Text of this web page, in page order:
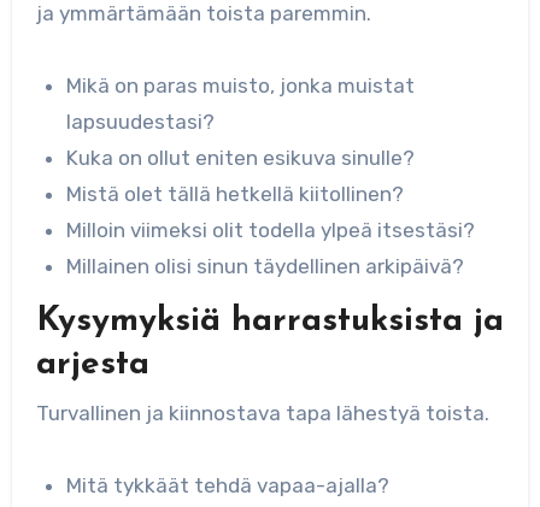
ja ymmärtämään toista paremmin.
Mikä on paras muisto, jonka muistat
lapsuudestasi?
Kuka on ollut eniten esikuva sinulle?
Mistä olet tällä hetkellä kiitollinen?
Milloin viimeksi olit todella ylpeä itsestäsi?
Millainen olisi sinun täydellinen arkipäivä?
Kysymyksiä harrastuksista ja
arjesta
Turvallinen ja kiinnostava tapa lähestyä toista.
Mitä tykkäät tehdä vapaa-ajalla?